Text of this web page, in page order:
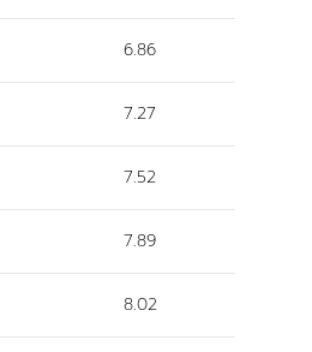
6.86
7.27
7.52
7.89
8.02